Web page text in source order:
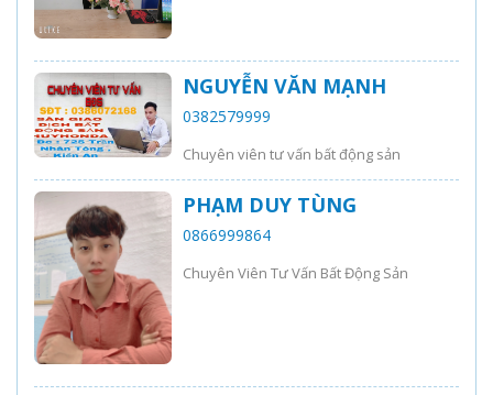
NGUYỄN VĂN MẠNH
0382579999
Chuyên viên tư vấn bất động sản
PHẠM DUY TÙNG
0866999864
Chuyên Viên Tư Vấn Bất Động Sản